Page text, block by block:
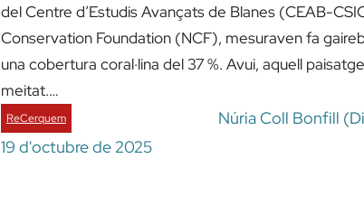
del Centre d’Estudis Avançats de Blanes (CEAB-
Conservation Foundation (NCF), mesuraven fa
una cobertura coral·lina del 37 %. Avui, aquell
meitat.…
ReCerquem
Núria Coll Bonfill
19 d'octubre de 2025